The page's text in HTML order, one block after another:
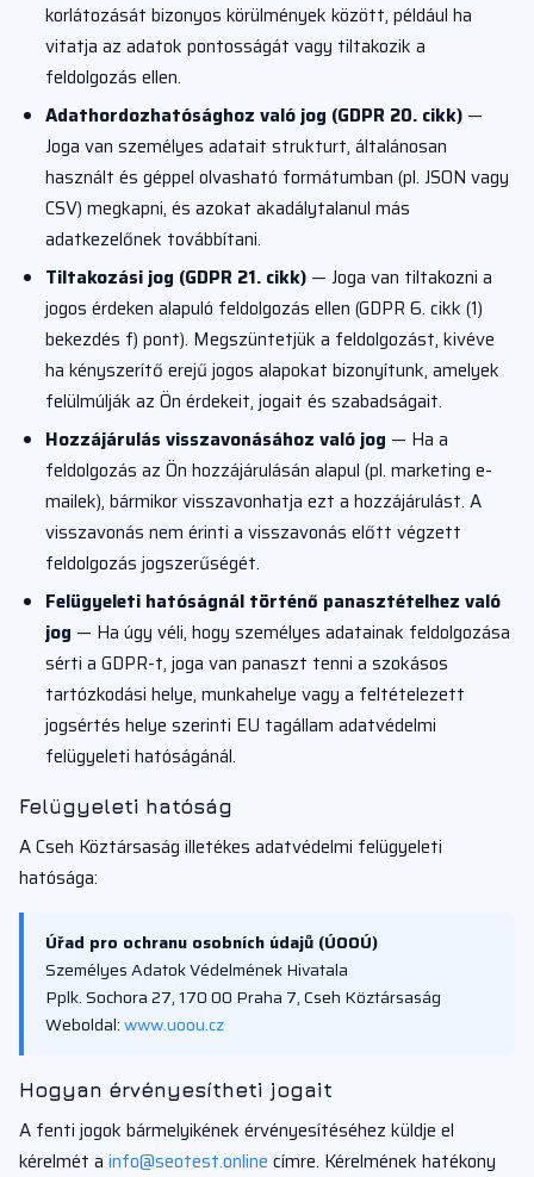
korlátozását bizonyos körülmények között, például ha
vitatja az adatok pontosságát vagy tiltakozik a
feldolgozás ellen.
Adathordozhatósághoz való jog (GDPR 20. cikk) —
Joga van személyes adatait strukturt, általánosan
használt és géppel olvasható formátumban (pl. JSON vagy
CSV) megkapni, és azokat akadálytalanul más
adatkezelőnek továbbítani.
Tiltakozási jog (GDPR 21. cikk) — Joga van tiltakozni a
jogos érdeken alapuló feldolgozás ellen (GDPR 6. cikk (1)
bekezdés f) pont). Megszüntetjük a feldolgozást, kivéve
ha kényszerítő erejű jogos alapokat bizonyítunk, amelyek
felülmúlják az Ön érdekeit, jogait és szabadságait.
Hozzájárulás visszavonásához való jog — Ha a
feldolgozás az Ön hozzájárulásán alapul (pl. marketing e-
mailek), bármikor visszavonhatja ezt a hozzájárulást. A
visszavonás nem érinti a visszavonás előtt végzett
feldolgozás jogszerűségét.
Felügyeleti hatóságnál történő panasztételhez való
jog — Ha úgy véli, hogy személyes adatainak feldolgozása
sérti a GDPR-t, joga van panaszt tenni a szokásos
tartózkodási helye, munkahelye vagy a feltételezett
jogsértés helye szerinti EU tagállam adatvédelmi
felügyeleti hatóságánál.
Felügyeleti hatóság
A Cseh Köztársaság illetékes adatvédelmi felügyeleti
hatósága:
Úřad pro ochranu osobních údajů (ÚOOÚ)
Személyes Adatok Védelmének Hivatala
Pplk. Sochora 27, 170 00 Praha 7, Cseh Köztársaság
Weboldal:www.uoou.cz
Hogyan érvényesítheti jogait
A fenti jogok bármelyikének érvényesítéséhez küldje el
kérelmét a info@seotest.online címre. Kérelmének hatékony